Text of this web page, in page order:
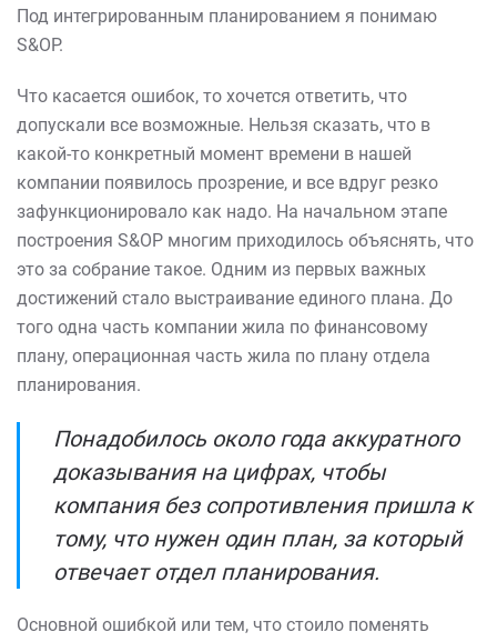
Под интегрированным планированием я понимаю
S&OP.
Что касается ошибок, то хочется ответить, что
допускали все возможные. Нельзя сказать, что в
какой-то конкретный момент времени в нашей
компании появилось прозрение, и все вдруг резко
зафункционировало как надо. На начальном этапе
построения S&OP многим приходилось объяснять, что
это за собрание такое. Одним из первых важных
достижений стало выстраивание единого плана. До
того одна часть компании жила по финансовому
плану, операционная часть жила по плану отдела
планирования.
Понадобилось около года аккуратного
доказывания на цифрах, чтобы
компания без сопротивления пришла к
тому, что нужен один план, за который
отвечает отдел планирования.
Основной ошибкой или тем, что стоило поменять